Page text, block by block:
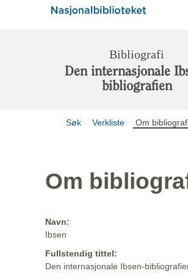
Bibliografi
Den internasjonale
bibliografien
Søk Verkliste Om
Om
Navn:
Ibsen
Fullstendig tittel:
Den internasjonale Ibsen-